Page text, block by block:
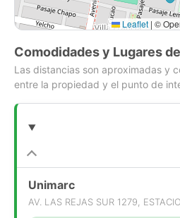
? Terminaciones:
1 piso con cerámica
2 piso con piso flotante
Propiedad completamente ampliada
Ideal para familia numerosa,
habitaciones.
Te ayudamos a gestionar tu
Leaflet | ©
Comodidades y Lugares
Las distancias son aproximadas y
entre la propiedad y el punto de
Unimarc
AV. LAS REJAS SUR 1279,